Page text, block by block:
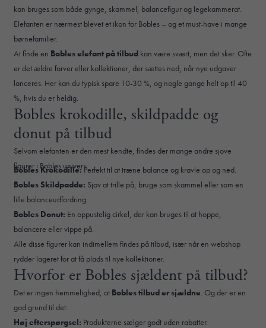
kan bruges som både gynge, skammel, balancefigur og legekammerat.
Elefanten er nærmest blevet et ikon for Bobles – og et must-have i mange
børnefamilier.
At finde en Bobles elefant på tilbud kan være svært, men det sker. Ofte
er det ældre farver eller kollektioner, der sættes ned, når nye udgaver
lanceres. Her kan du typisk spare 10-30 %, og nogle gange helt op til 40
%, hvis du er heldig.
Bobles krokodille, skildpadde og
donut på tilbud
Selvom elefanten er den mest kendte, findes der mange andre sjove
figurer i Bobles univers:
Bobles Krokodille:Perfekt til at træne balance og kravle op og ned.
Bobles Skildpadde: Sjov at trille på, bruge som skammel eller som en
lille balanceudfordring.
Bobles Donut: En oppustelig cirkel, der kan bruges til at hoppe,
balancere eller vippe på.
Alle disse figurer kan indimellem findes på tilbud, især når en webshop
rydder lageret for at få plads til nye kollektioner.
Hvorfor er Bobles sjældent på tilbud?
Det er ingen hemmelighed, at Bobles tilbud er sjældne . Og der er en
god grund til det:
Høj efterspørgsel: Produkterne sælger godt uden rabatter.